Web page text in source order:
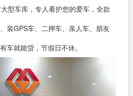
型车库，专人看护您的爱车，全款
装GPS车、二押车、亲人车、朋友
车就能贷，节假日不休。